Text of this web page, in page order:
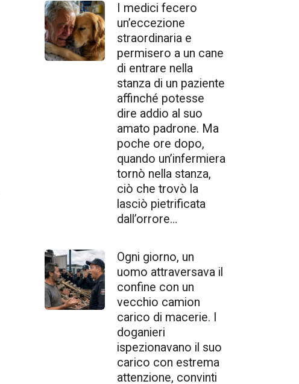
I medici fecero
un’eccezione
straordinaria e
permisero a un cane
di entrare nella
stanza di un paziente
affinché potesse
dire addio al suo
amato padrone. Ma
poche ore dopo,
quando un’infermiera
tornò nella stanza,
ciò che trovò la
lasciò pietrificata
dall’orrore…
Ogni giorno, un
uomo attraversava il
confine con un
vecchio camion
carico di macerie. I
doganieri
ispezionavano il suo
carico con estrema
attenzione, convinti